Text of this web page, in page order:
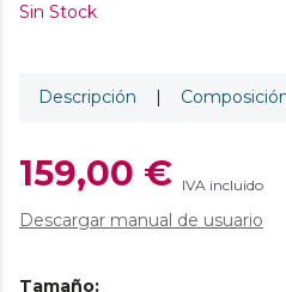
Sin Stock
Descripción |
159,00 € IVA incluido
Descargar manual de usuario
Tamaño: